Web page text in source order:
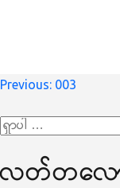
စာမူ
လမ်းကြော
Previous: 003
ရှာ
စကားလုံး
လတ်တ‌လော